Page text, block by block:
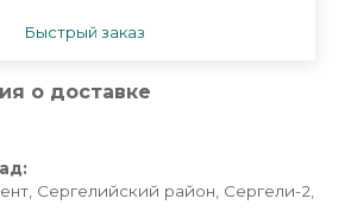
Быстрый заказ
о доставке
Сергелийский район, Сергели-2,